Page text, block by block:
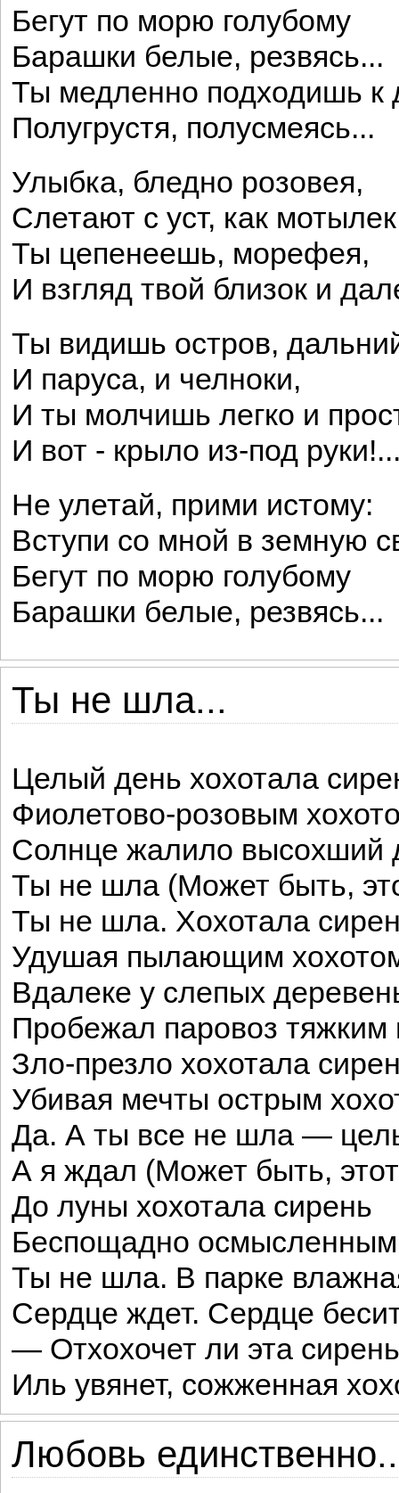
Бегут по морю голубому
Барашки белые, резвясь...
Ты медленно подходишь к
Полугрустя, полусмеясь...
Улыбка, бледно розовея,
Слетают с уст, как
Ты цепенеешь, морефея,
И взгляд твой близок и
Ты видишь остров,
И паруса, и челноки,
И ты молчишь легко и
И вот - крыло из-под
Не улетай, прими истому:
Вступи со мной в земную
Бегут по морю голубому
Барашки белые, резвясь...
Ты не шла...
Целый день хохотала
Фиолетово-розовым
Солнце жалило высохший
Ты не шла (Может быть,
Ты не шла. Хохотала
Удушая пылающим
Вдалеке у слепых
Пробежал паровоз тяжким
Зло-презло хохотала
Убивая мечты острым
Да. А ты все не шла —
А я ждал (Может быть,
До луны хохотала сирень
Беспощадно осмысленным
Ты не шла. В парке
Сердце ждет. Сердце
— Отхохочет ли эта
Иль увянет, сожженная
Любовь